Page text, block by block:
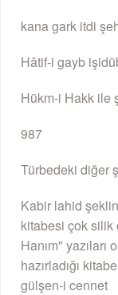
kana gark itdi
Hâtif-i gayb
Hükm-i Hakk ile
987
Türbedeki diğer
Kabir lahid
kitabesi çok
Hanım"
hazırladığı
gülşen-i cennet